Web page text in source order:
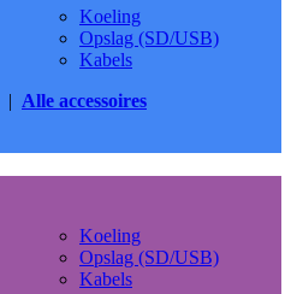
Koeling
Opslag (SD/USB)
Kabels
| Alle accessoires
Koeling
Opslag (SD/USB)
Kabels